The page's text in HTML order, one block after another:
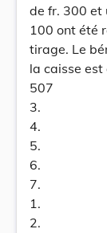
de fr. 300 et
100 ont été
tirage. Le
la caisse
507
3.
4.
5.
6.
7.
1.
2.